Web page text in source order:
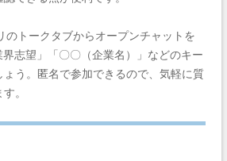
のトークタブからオープンチャットを
志望」「〇〇（企業名）」などのキー
ょう。匿名で参加できるので、気軽に質
。